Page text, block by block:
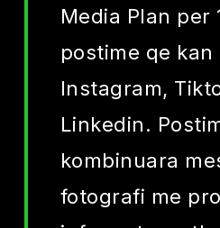
Media Plan per
postime qe kan
Instagram,
Linkedin.
kombinuara
fotografi me